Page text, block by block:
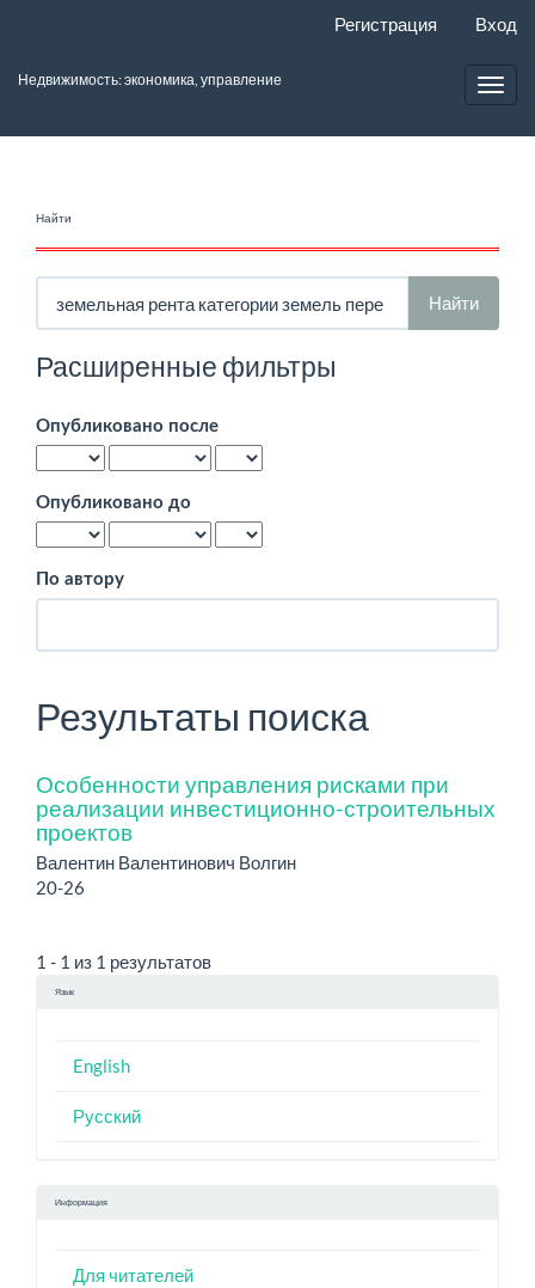
Основное
Боковая
Регистрация Вход
Недвижимость: экономика, управление
Найти
статей
Расширенные фильтры
Опубликовано после
Опубликовано до
По автору
Результаты поиска
Особенности управления рисками при
реализации инвестиционно-строительных
проектов
Валентин Валентинович Волгин
20-26
1 - 1 из 1 результатов
Язык
English
Русский
Информация
Для читателей